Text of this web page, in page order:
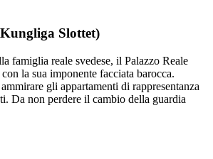
Slottet)
famiglia reale svedese, il Palazzo Reale
la sua imponente facciata barocca.
gli appartamenti di rappresentanza
Da non perdere il cambio della guardia